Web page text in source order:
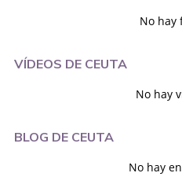
No hay
VÍDEOS DE CEUTA
No hay
BLOG DE CEUTA
No hay